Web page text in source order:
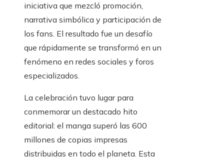
iniciativa que mezcló promoción,
narrativa simbólica y participación de
los fans. El resultado fue un desafío
que rápidamente se transformó en un
fenómeno en redes sociales y foros
especializados.
La celebración tuvo lugar para
conmemorar un destacado hito
editorial: el manga superó las 600
millones de copias impresas
distribuidas en todo el planeta. Esta